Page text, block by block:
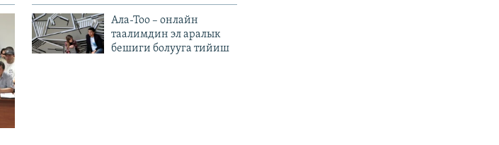
Ала-Тоо – онлайн
таалимдин эл аралык
бешиги болууга тийиш